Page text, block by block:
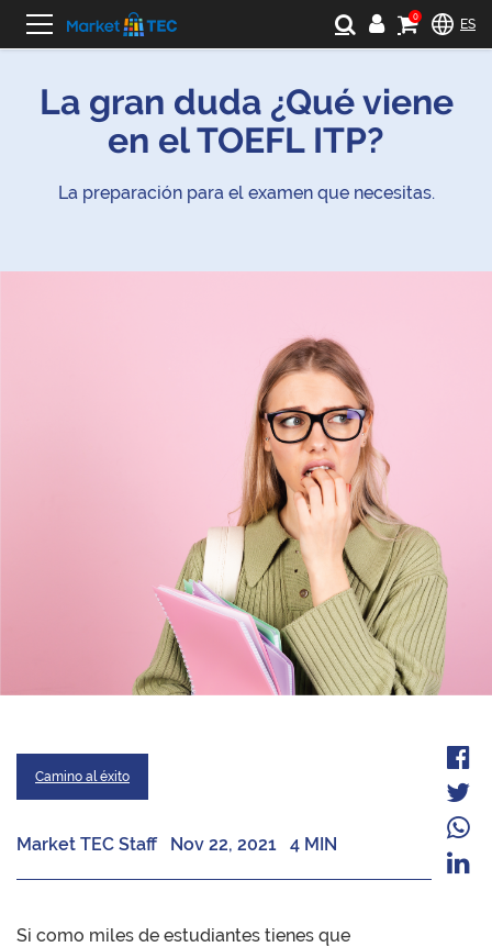
0 ES
La gran duda ¿Qué viene
en el TOEFL ITP?
La preparación para el examen que necesitas.
Camino al éxito
Market TEC Staff Nov 22, 2021 4 MIN
Si como miles de estudiantes tienes que